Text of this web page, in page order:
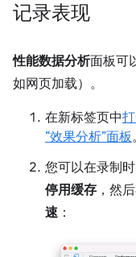
记录表现
性能数据分析面板可
如网页加载）。
在新标签页中
“效果分析”面板。
您可以在录制
停用缓存 ，然
速 ：